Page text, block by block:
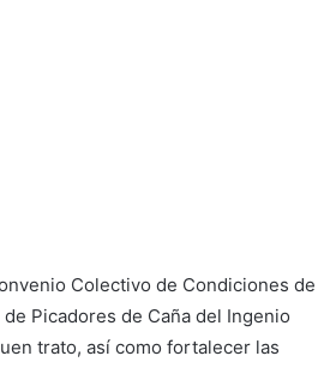
Colectivo de Condiciones de
Picadores de Caña del Ingenio
trato, así como fortalecer las